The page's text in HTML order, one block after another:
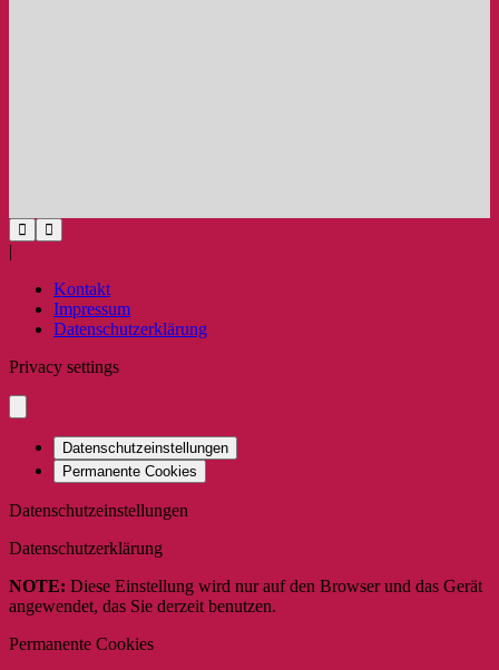
|
Kontakt
Impressum
Datenschutzerklärung
Privacy settings
Datenschutzeinstellungen
Permanente Cookies
Datenschutzeinstellungen
Datenschutzerklärung
NOTE: Diese Einstellung wird nur auf den Browser und das Gerät
angewendet, das Sie derzeit benutzen.
Permanente Cookies